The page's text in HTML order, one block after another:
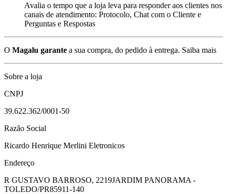
Avalia o tempo que a loja leva para responder aos clientes nos
canais de atendimento: Protocolo, Chat com o Cliente e
Perguntas e Respostas
O Magalu garante a sua compra, do pedido à entrega. Saiba mais
Sobre a loja
CNPJ
39.622.362/0001-50
Razão Social
Ricardo Henrique Merlini Eletronicos
Endereço
R GUSTAVO BARROSO, 2219JARDIM PANORAMA -
TOLEDO/PR85911-140